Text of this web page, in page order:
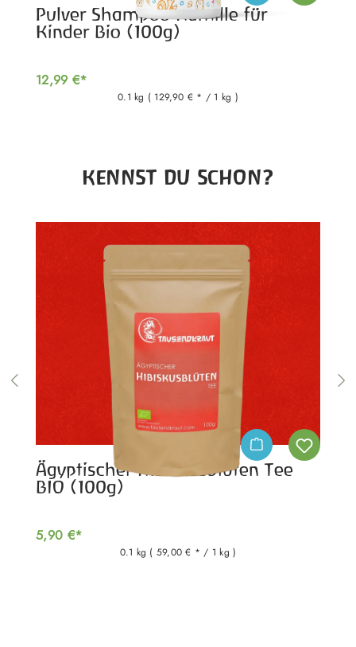
Pulver Shampoo Kamille für
Kinder Bio (100g)
12,99 €*
0.1 kg ( 129,90 € * / 1 kg )
KENNST DU SCHON?
Ägyptischer Hibiskusblüten Tee
BIO (100g)
5,90 €*
0.1 kg ( 59,00 € * / 1 kg )